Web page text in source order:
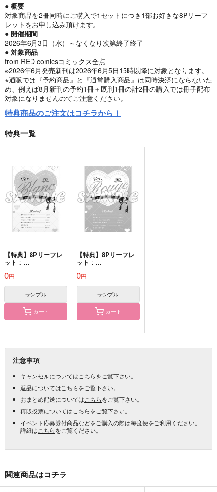
● 概要
対象商品を2冊同時にご購入で1セットにつき1部お好きな8Pリーフ
レットをお申し込み頂けます。
● 開催期間
2026年6月3日（水）～なくなり次第終了終了
● 対象商品
from RED comicsコミックス全点
※2026年6月発売新刊は2026年6月5日15時以降に対象となります。
※通販では『予約商品』と『通常購入商品』は同時決済にならないた
め、例えば8月新刊の予約1冊＋既刊1冊の計2冊の購入では冊子配布
対象になりませんのでご注意ください。
特典商品のご注文はコチラから！
特典一覧
【特典】8Pリーフレ
ット：
D 6周年記念フェア）
0円
サンプル
カート
【特典】8Pリーフレ
ット：
D 6周年記念フェア）
0円
サンプル
カート
注意事項
キャンセルについては こちらをご覧下さい。
返品については こちらをご覧下さい。
おまとめ配送については こちらをご覧下さい。
再販投票については こちらをご覧下さい。
イベント応募券付商品などをご購入の際は毎度便をご利用ください。
詳細は こちらをご覧ください。
関連商品はコチラ